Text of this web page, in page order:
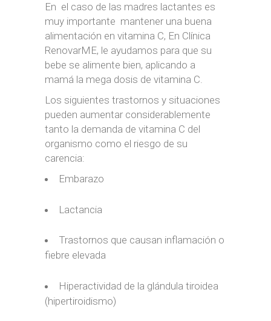
En el caso de las madres lactantes es
muy importante mantener una buena
alimentación en vitamina C, En Clínica
RenovarME, le ayudamos para que su
bebe se alimente bien, aplicando a
mamá la mega dosis de vitamina C.
Los siguientes trastornos y situaciones
pueden aumentar considerablemente
tanto la demanda de vitamina C del
organismo como el riesgo de su
carencia:
Embarazo
Lactancia
Trastornos que causan inflamación o
fiebre elevada
Hiperactividad de la glándula tiroidea
(hipertiroidismo)